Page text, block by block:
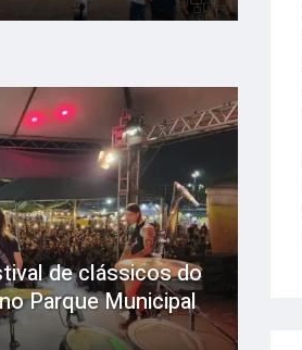
de clássicos do
Parque Municipal